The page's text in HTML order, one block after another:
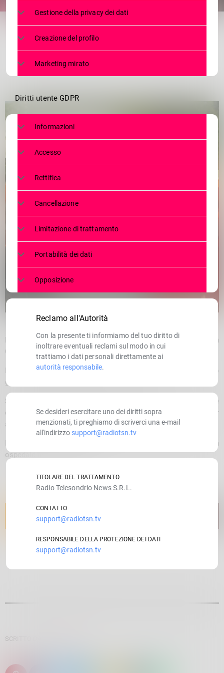
share
email
Poco prima di mezzogiorno in Valdidentro, nella località di San
Carlo, un ragazzino di 12 anni è stato investito da un veicolo.
Immediatamente sono stati allertati i sanitari del 118, che sono
giunti sul posto con due mezzi di soccorso.
Sul luogo dell’incidente sono intervenute anche le forze
dell’ordine, che stanno indagando ed effettuando i rilievi per
accertare la dinamica dell’incidente.
Il ragazzino non è in pericolo di vita ed è stato trasportato in
ospedale in codice giallo
SCRITTO DA:
Gestione della privacy dei dati
Creazione del profilo
Marketing mirato
Diritti utente GDPR
Informazioni
Accesso
Rettifica
Cancellazione
Limitazione di trattamento
Portabilità dei dati
Opposizione
Reclamo all'Autorità
Con la presente ti informiamo del tuo diritto di
inoltrare eventuali reclami sul modo in cui
trattiamo i dati personali direttamente ai
autorità responsabile.
Se desideri esercitare uno dei diritti sopra
menzionati, ti preghiamo di scriverci una e-mail
all'indirizzo support@radiotsn.tv
TITOLARE DEL TRATTAMENTO
Radio Telesondrio News S.R.L.
CONTATTO
support@radiotsn.tv
RESPONSABILE DELLA PROTEZIONE DEI DATI
support@radiotsn.tv